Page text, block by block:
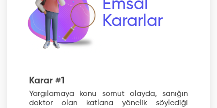
Emsal
Kararlar
Karar #1
Yargılamaya konu somut olayda, sanığın
doktor olan katlana yönelik söylediği